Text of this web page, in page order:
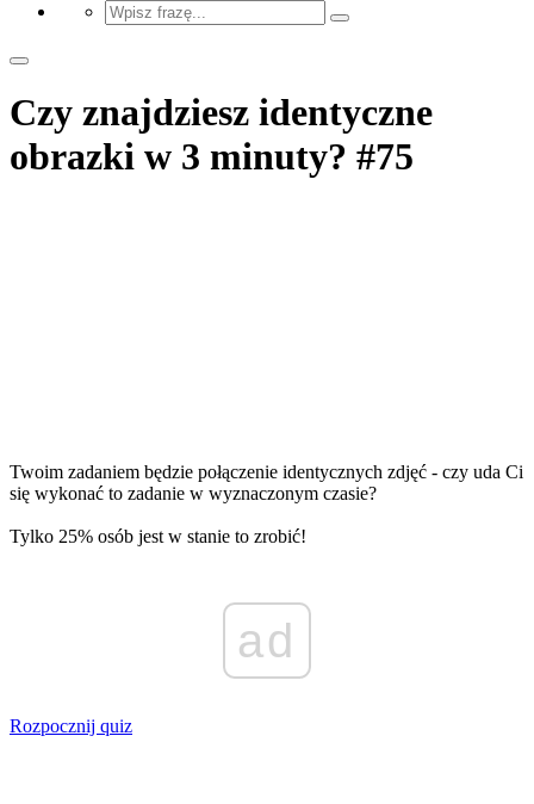
Czy znajdziesz identyczne
obrazki w 3 minuty? #75
Twoim zadaniem będzie połączenie identycznych zdjęć - czy uda Ci
się wykonać to zadanie w wyznaczonym czasie?
Tylko 25% osób jest w stanie to zrobić!
ad
Rozpocznij quiz